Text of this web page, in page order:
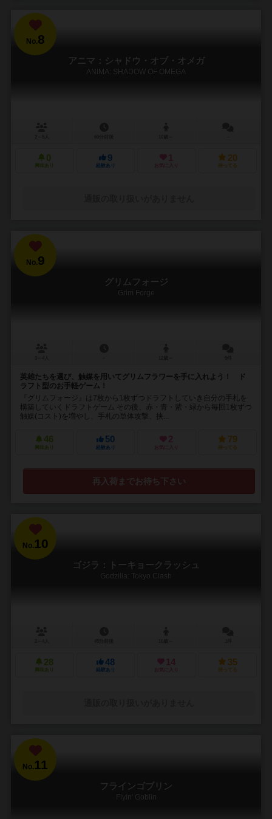
No.8
アニマ：シャドウ・オブ・オメガ
ANIMA: SHADOW OF OMEGA
0
興味あり
9
経験あり
1
お気に入り
20
持ってる
No.9
グリムフォージ
Grim Forge
英雄たちを選び、触媒を用いてグリムフラワーを手に入れよう！ ド
ラフト型のお手軽ゲーム！
『グリムフォージ』は7枚から1枚ずつドラフトしていき自分の手札を
構築していくドラフトゲーム その後、赤・青・紫・緑から毎回1枚ずつ
触媒(コスト)を増やし、手札の単体攻撃、挟...
46
興味あり
50
経験あり
2
お気に入り
79
持ってる
再入荷までお待ち下さい
No. 10
ゴジラ：トーキョークラッシュ
Godzilla: Tokyo Clash
28
興味あり
48
経験あり
14
お気に入り
35
持ってる
No.11
フラインゴブリン
Flyin' Goblin